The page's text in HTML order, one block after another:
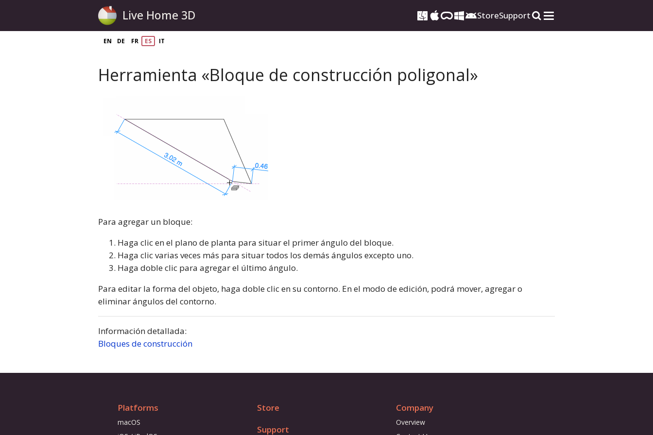
Live Home 3D StoreSupport
EN DE FR ES IT
Herramienta «Bloque de construcción poligonal»
Para agregar un bloque:
Haga clic en el plano de planta para situar el primer ángulo del bloque.
Haga clic varias veces más para situar todos los demás ángulos excepto uno.
Haga doble clic para agregar el último ángulo.
Para editar la forma del objeto, haga doble clic en su contorno. En el modo de edición, podrá mover, agregar o
eliminar ángulos del contorno.
Información detallada:
Bloques de construcción
Platforms
macOS
Store
Support
Company
Overview